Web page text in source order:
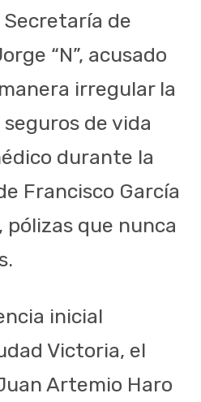
Secretaría de
“N”, acusado
irregular la
de vida
durante la
Francisco García
pólizas que nunca
inicial
Victoria, el
Artemio Haro